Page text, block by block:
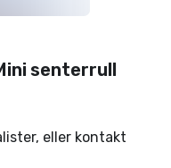
senterrull
eller kontakt